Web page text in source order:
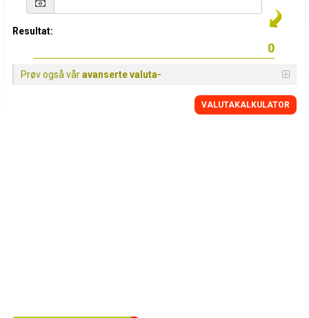
Resultat:
Prøv også våravanserte valuta-
VALUTAKALKULATOR